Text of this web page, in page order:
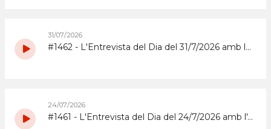
31/07/2026
#1462 - L'Entrevista del Dia del 31/7/2026 amb la coordinadora i els participants del grup de grans del Casal d'Estiu Municipal de 2026
24/07/2026
#1461 - L'Entrevista del Dia del 24/7/2026 amb l'Abrera Gimnàstic Club